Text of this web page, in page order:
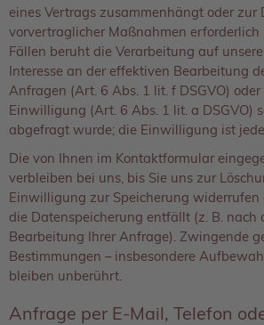
eines Vertrags zusammenhängt oder zur
vorvertraglicher Maßnahmen erforderlich
Fällen beruht die Verarbeitung auf
Interesse an der effektiven Bearbeitung
Anfragen (Art. 6 Abs. 1 lit. f DSGVO)
Einwilligung (Art. 6 Abs. 1 lit. a DSGVO)
abgefragt wurde; die Einwilligung ist
Die von Ihnen im Kontaktformular
verbleiben bei uns, bis Sie uns zur
Einwilligung zur Speicherung widerrufen
die Datenspeicherung entfällt (z. B. nach
Bearbeitung Ihrer Anfrage). Zwingende
Bestimmungen – insbesondere
bleiben unberührt.
Anfrage per E-Mail, Telefon